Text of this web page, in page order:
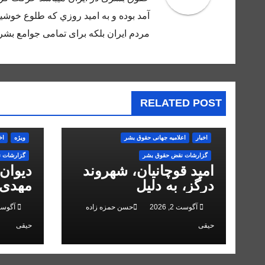
آمد بوده و به اميد روزي كه طلوع
مردم ايران بلكه براى تمامى جوامع
RELATED POST
اخبار اعلاميه جهانی حقوق بشر
گزارشات نقض حقوق بشر
امید قوچانیان، شهروند
درگز، به دلیل
«مخالفت» با حکومت به
۵ سال زندان محکوم
شد
آگوست 2, 2026 حسن حمزه زاده
حیقی
ویژه
گزارشات
آگوست 2,
حیقی